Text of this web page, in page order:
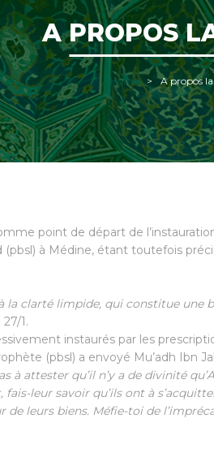
A PROPOS
Home A propos
point de départ de
à Médine, étant toutefois
à la clarté limpide, qui constitue
27/1.
instaurés par les
(pbsl) a envoyé Mu’adh Ibn
attester qu’il n’y a de divinité
leur savoir qu’ils ont à
leurs biens. Méfie-toi de